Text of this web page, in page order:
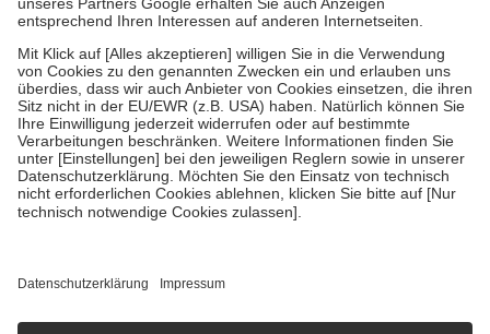
Um das Engagement der Versicherten für ihre eigene Gesundheit zu
stärken und die besondere Stellung der Familie zu unterstützen,
fallenkeine Zuzahlungenan bei:
• Kindern und Jugendlichen bis zum vollendeten 18. Lebensjahr
mit Ausnahme der Fahrkosten
• Untersuchungen zur Vorsorge und Früherkennung, die von der
GKV getragen werden
• empfohlenen Schutzimpfungen
• Harn- und Blutteststreifen
getroffen, um sicherzustellen, dass es sich um echte Bewertungen
https://help.etrusted.com/hc/de/articles/4419944605341